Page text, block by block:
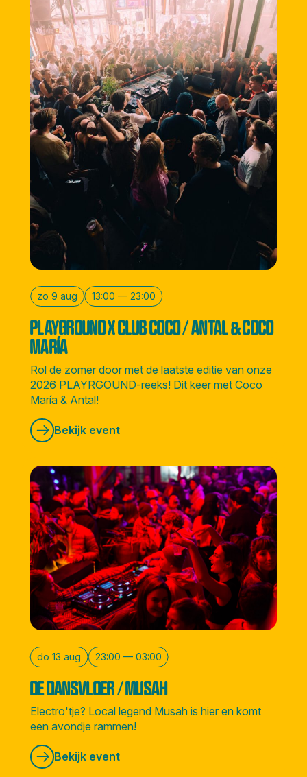
zo 9 aug 13:00 — 23:00
PLAYGROUND X CLUB COCO / ANTAL & COCO
MARÍA
Rol de zomer door met de laatste editie van onze
2026 PLAYRGOUND-reeks! Dit keer met Coco
María & Antal!
Bekijk event
do 13 aug 23:00 — 03:00
DE DANSVLOER / MUSAH
Electro'tje? Local legend Musah is hier en komt
een avondje rammen!
Bekijk event